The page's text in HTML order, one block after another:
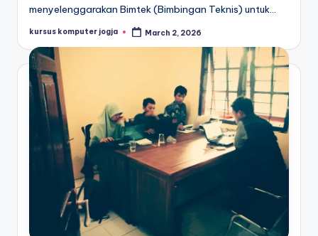
menyelenggarakan Bimtek (Bimbingan Teknis) untuk…
kursus komputer jogja March 2, 2026